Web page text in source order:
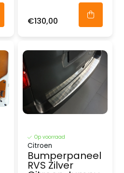
€130,00
Op voorraad
Citroen
Bumperpaneel
RVS Zilver